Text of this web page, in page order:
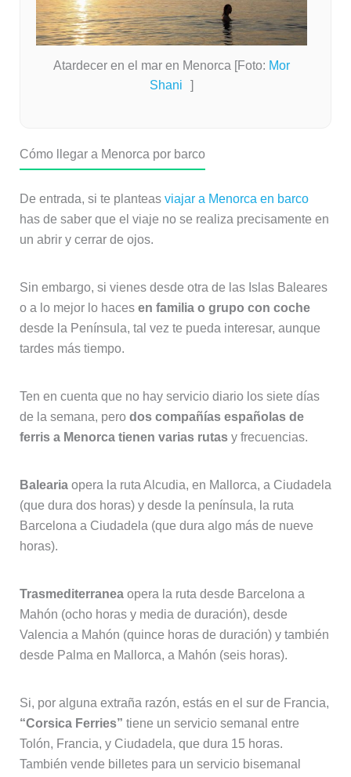
Atardecer en el mar en Menorca [Foto: Mor
Shani
]
Cómo llegar a Menorca por barco
De entrada, si te planteas viajar a Menorca en barco
has de saber que el viaje no se realiza precisamente en
un abrir y cerrar de ojos.
Sin embargo, si vienes desde otra de las Islas Baleares
o a lo mejor lo haces en familia o grupo con coche
desde la Península, tal vez te pueda interesar, aunque
tardes más tiempo.
Ten en cuenta que no hay servicio diario los siete días
de la semana, pero dos compañías españolas de
ferris a Menorca tienen varias rutasy frecuencias.
Baleariaopera la ruta Alcudia, en Mallorca, a Ciudadela
(que dura dos horas) y desde la península, la ruta
Barcelona a Ciudadela (que dura algo más de nueve
horas).
Trasmediterraneaopera la ruta desde Barcelona a
Mahón (ocho horas y media de duración), desde
Valencia a Mahón (quince horas de duración) y también
desde Palma en Mallorca, a Mahón (seis horas).
Si, por alguna extraña razón, estás en el sur de Francia,
“Corsica Ferries” tiene un servicio semanal entre
Tolón, Francia, y Ciudadela, que dura 15 horas.
También vende billetes para un servicio bisemanal